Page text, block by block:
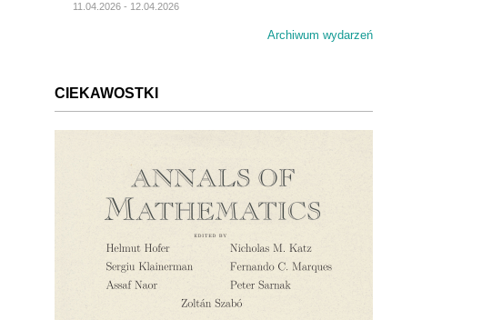
11.04.2026 - 12.04.2026
Archiwum wydarzeń
CIEKAWOSTKI